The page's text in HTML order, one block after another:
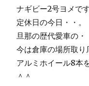
ナギビー2号ヨメで
定休日の今日・・。
旦那の歴代愛車の・
今は倉庫の場所取り
アルミホイール8本
＾＾